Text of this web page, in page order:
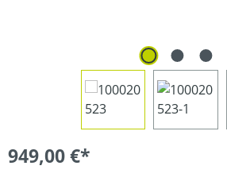
949,00 €*